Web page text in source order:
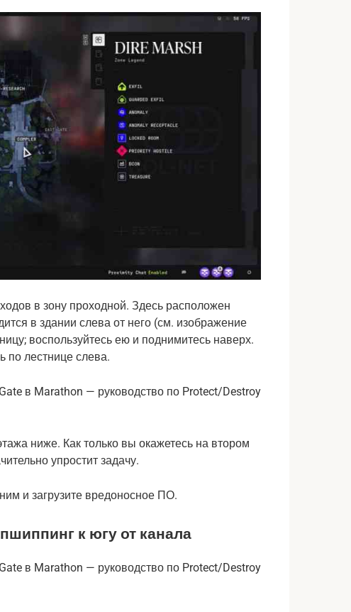
в зону проходной. Здесь расположен
в здании слева от него (см. изображение
воспользуйтесь ею и поднимитесь наверх.
по лестнице слева.
ниже. Как только вы окажетесь на втором
упростит задачу.
и загрузите вредоносное ПО.
к югу от канала